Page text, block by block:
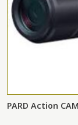
PARD Action